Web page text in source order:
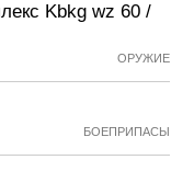
Kbkg wz 60 /
ОРУЖИЕ
БОЕПРИПАСЫ